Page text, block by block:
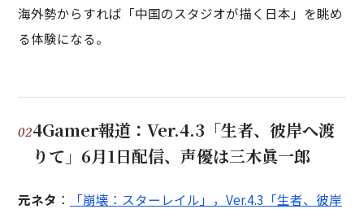
海外勢からすれば「中国のスタジオが描く日本」を眺め
る体験になる。
4Gamer報道：Ver.4.3「生者、彼岸へ渡
りて」6月1日配信、声優は三木眞一郎
元ネタ ：
「崩壊：スターレイル」，Ver.4.3「生者、彼岸